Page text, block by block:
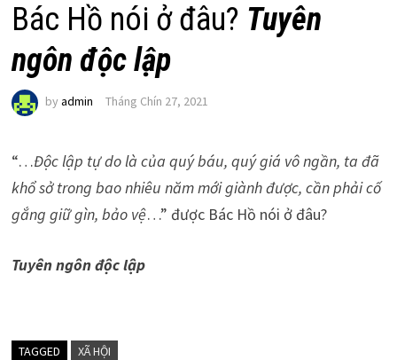
Bác Hồ nói ở đâu? Tuyên
ngôn độc lập
by admin Tháng Chín 27, 2021
“…Độc lập tự do là của quý báu, quý giá vô ngần, ta đã
khổ sở trong bao nhiêu năm mới giành được, cần phải cố
gắng giữ gìn, bảo vệ…” được Bác Hồ nói ở đâu?
Tuyên ngôn độc lập
TAGGED XÃ HỘI